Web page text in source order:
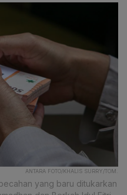
ANTARA FOTO/KHALIS SURRY/TOM.
yang baru ditukarkan